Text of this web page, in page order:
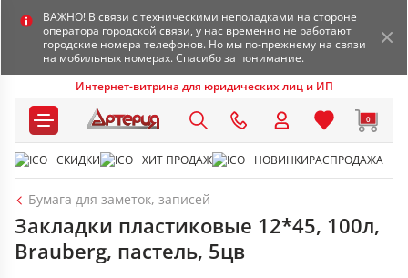
ВАЖНО! В связи с техническими неполадками на стороне
оператора городской связи, у нас временно не работают
городские номера телефонов. Но мы по-прежнему на связи
на мобильных номерах. Спасибо за понимание.
Интернет-витрина для юридических лиц и ИП
0
СКИДКИ ХИТ ПРОДАЖ НОВИНКИРАСПРОДАЖА
Бумага для заметок, записей
Закладки пластиковые 12*45, 100л,
Brauberg, пастель, 5цв